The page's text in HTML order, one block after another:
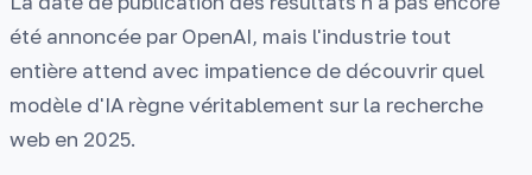
été annoncée par OpenAI, mais l'industrie tout
entière attend avec impatience de découvrir quel
modèle d'IA règne véritablement sur la recherche
web en 2025.